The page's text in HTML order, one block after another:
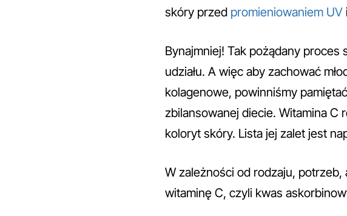
skóry przed promieniowaniem UV
Bynajmniej! Tak pożądany proces
udziału. A więc aby zachować
kolagenowe, powinniśmy
zbilansowanej diecie. Witamina C
koloryt skóry. Lista jej zalet jest
W zależności od rodzaju,
witaminę C, czyli kwas